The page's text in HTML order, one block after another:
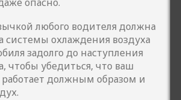
любого водителя должна
системы охлаждения воздуха
задолго до наступления
чтобы убедиться, что ваш
должным образом и